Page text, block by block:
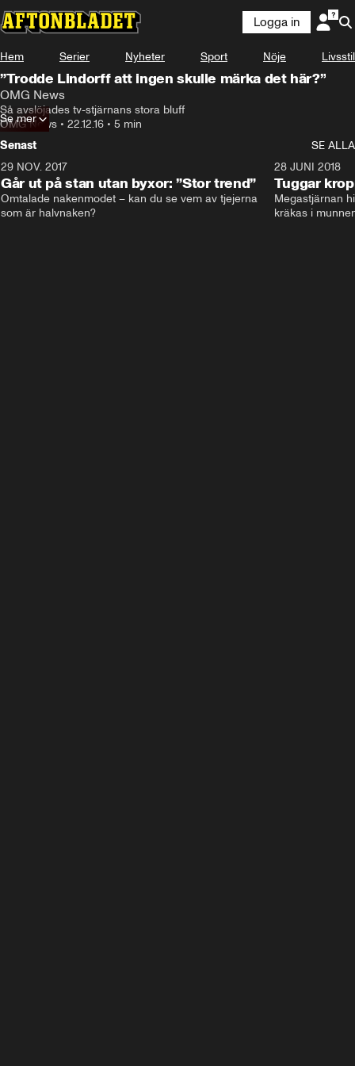
Logga in
Hem Serier Nyheter Sport Nöje Livsstil
”Trodde Lindorff att ingen skulle märka det här?”
OMG News
Så avslöjades tv-stjärnans stora bluff
OMG News • 22.12.16 • 5 min
Se mer
Senast
SE ALLA
29 NOV. 2017
Går ut på stan utan byxor: ”Stor trend”
Omtalade nakenmodet – kan du se vem av tjejerna
som är halvnaken?
28 JUNI 2018
Tuggar
Megastjärnan
kräkas i